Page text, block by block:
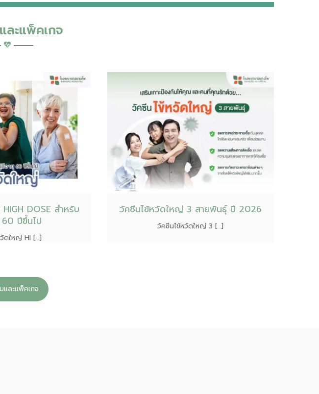
ละแพ็คเกจ
DOSE สำหรับ
ปีขึ้นไป
ดใหญ่ HI […]
วัคซีนไข้หวัดใหญ่ 3 สายพันธุ์ ปี 2026
วัคซีนไข้หวัดใหญ่ 3 […]
และแพ็คเกจ